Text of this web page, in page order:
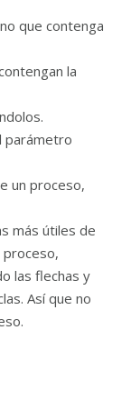
que contenga
la
parámetro
un proceso,
más útiles de
proceso,
las flechas y
Así que no